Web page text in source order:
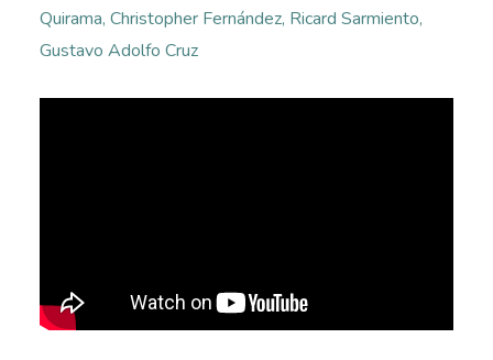
Quirama, Christopher Fernández, Ricard Sarmiento,
Gustavo Adolfo Cruz